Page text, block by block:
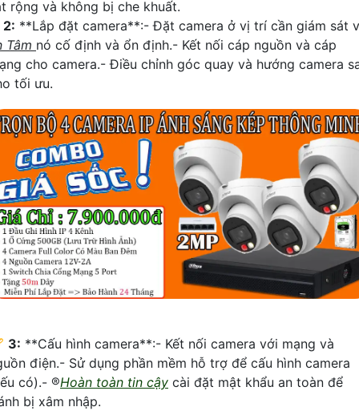
rộng và không bị che khuất.
2: **Lắp đặt camera**:- Đặt camera ở vị trí cần giám sát
Tâm nó cố định và ổn định.- Kết nối cáp nguồn và cáp
cho camera.- Điều chỉnh góc quay và hướng camera
tối ưu.
3: **Cấu hình camera**:- Kết nối camera với mạng và
điện.- Sử dụng phần mềm hỗ trợ để cấu hình camera
có).- ®️Hoàn toàn tin cậy cài đặt mật khẩu an toàn để
bị xâm nhập.